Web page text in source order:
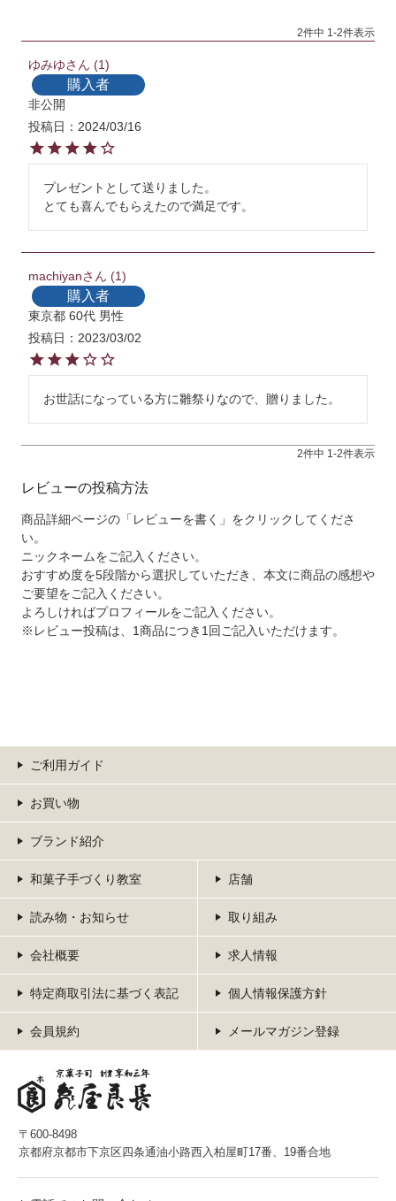
2件中 1-2件表示
ゆみゆ 1
購入者
非公開
投稿日
2024/03/16
プレゼントとして送りました。
とても喜んでもらえたので満足です。
machiyan 1
購入者
東京都 60代 男性
投稿日
2023/03/02
お世話になっている方に雛祭りなので、贈りました。
2件中 1-2件表示
レビューの投稿方法
商品詳細ページの「レビューを書く」をクリックしてくださ
い。
ニックネームをご記入ください。
おすすめ度を5段階から選択していただき、本文に商品の感想や
ご要望をご記入ください。
よろしければプロフィールをご記入ください。
※レビュー投稿は、1商品につき1回ご記入いただけます。
ご利用ガイド
お買い物
ブランド紹介
和菓子手づくり教室 店舗
読み物・お知らせ 取り組み
会社概要 求人情報
特定商取引法に基づく表記 個人情報保護方針
会員規約 メールマガジン登録
〒600-8498
京都府京都市下京区四条通油小路西入柏屋町17番、19番合地